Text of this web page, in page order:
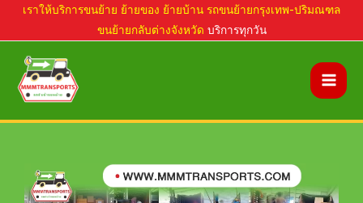
Skip
content
เราให้บริการขนย้าย ย้ายของ ย้ายบ้าน รถขนย้ายกรุงเทพ-ปริมณฑล
ขนย้ายกลับต่างจังหวัด บริการทุกวัน